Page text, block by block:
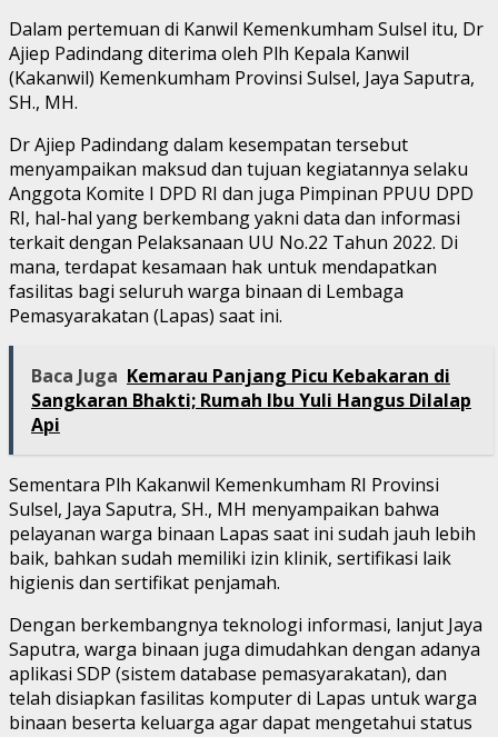
Dalam pertemuan di Kanwil Kemenkumham Sulsel itu, Dr
Ajiep Padindang diterima oleh Plh Kepala Kanwil
(Kakanwil) Kemenkumham Provinsi Sulsel, Jaya Saputra,
SH., MH.
Dr Ajiep Padindang dalam kesempatan tersebut
menyampaikan maksud dan tujuan kegiatannya selaku
Anggota Komite I DPD RI dan juga Pimpinan PPUU DPD
RI, hal-hal yang berkembang yakni data dan informasi
terkait dengan Pelaksanaan UU No.22 Tahun 2022. Di
mana, terdapat kesamaan hak untuk mendapatkan
fasilitas bagi seluruh warga binaan di Lembaga
Pemasyarakatan (Lapas) saat ini.
Baca Juga Kemarau Panjang Picu Kebakaran di
Sangkaran Bhakti; Rumah Ibu Yuli Hangus Dilalap
Api
Sementara Plh Kakanwil Kemenkumham RI Provinsi
Sulsel, Jaya Saputra, SH., MH menyampaikan bahwa
pelayanan warga binaan Lapas saat ini sudah jauh lebih
baik, bahkan sudah memiliki izin klinik, sertifikasi laik
higienis dan sertifikat penjamah.
Dengan berkembangnya teknologi informasi, lanjut Jaya
Saputra, warga binaan juga dimudahkan dengan adanya
aplikasi SDP (sistem database pemasyarakatan), dan
telah disiapkan fasilitas komputer di Lapas untuk warga
binaan beserta keluarga agar dapat mengetahui status